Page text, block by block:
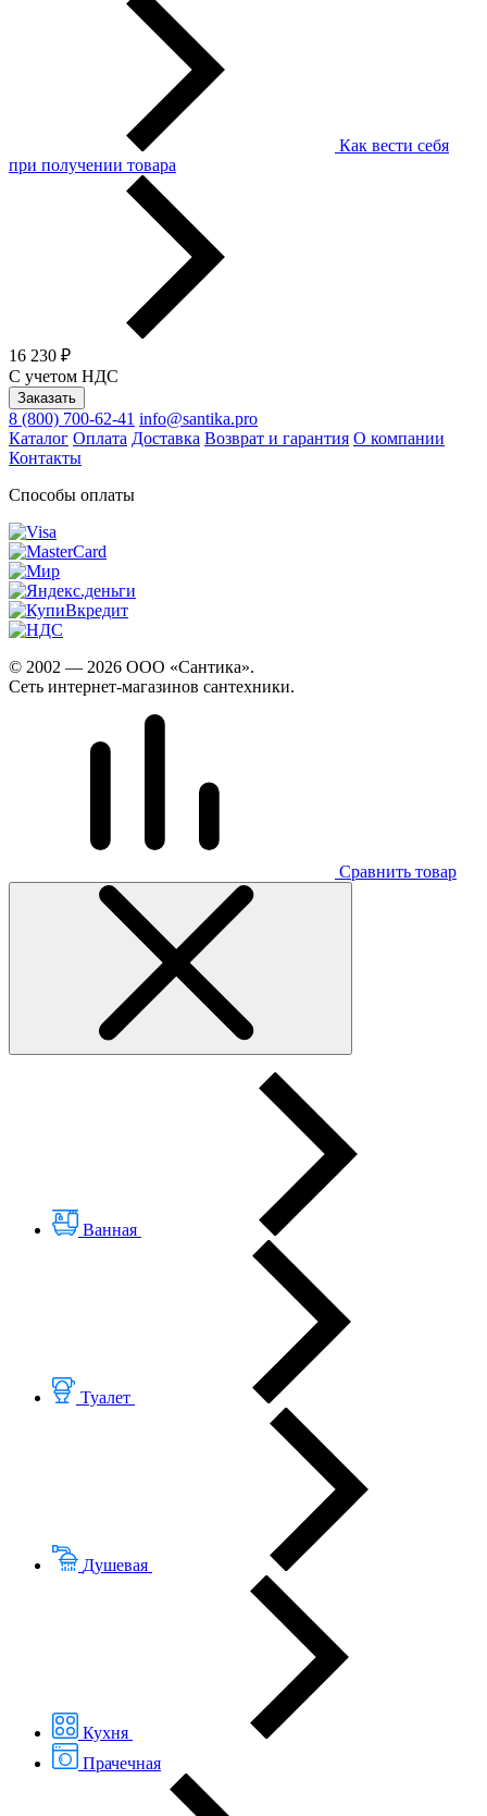
Как вести себя
при получении товара
16 230 ₽
С учетом НДС
Заказать
8 (800) 700-62-41 info@santika.pro
Каталог Оплата Доставка Возврат и гарантия О компании
Контакты
Способы оплаты
© 2002 — 2026 ООО «Сантика».
Сеть интернет-магазинов сантехники.
Сравнить товар
Ванная
Туалет
Душевая
Кухня
Прачечная